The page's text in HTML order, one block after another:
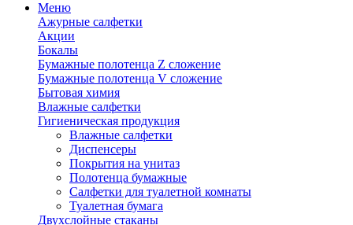
Меню
Ажурные салфетки
Акции
Бокалы
Бумажные полотенца Z сложение
Бумажные полотенца V сложение
Бытовая химия
Влажные салфетки
Гигиеническая продукция
Влажные салфетки
Диспенсеры
Покрытия на унитаз
Полотенца бумажные
Салфетки для туалетной комнаты
Туалетная бумага
Двухслойные стаканы